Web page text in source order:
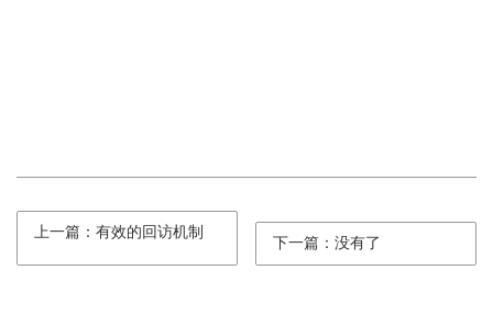
上一篇：有效的回访机制
下一篇：没有了